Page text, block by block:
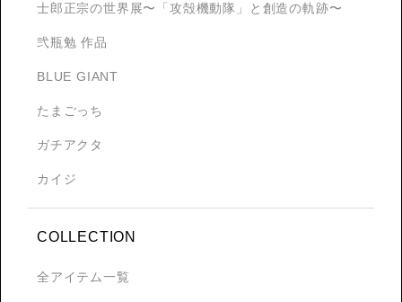
士郎正宗の世界展〜「攻殻機動隊」と創造の軌跡〜
弐瓶勉 作品
BLUE GIANT
たまごっち
ガチアクタ
カイジ
COLLECTION
全アイテム一覧